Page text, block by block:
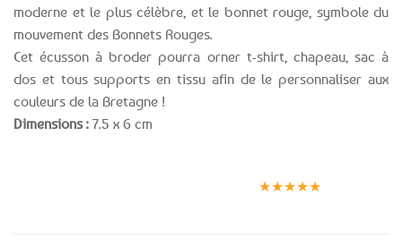
moderne et le plus célèbre, et le bonnet rouge, symbole du
mouvement des Bonnets Rouges.
Cet écusson à broder pourra orner t-shirt, chapeau, sac à
dos et tous supports en tissu afin de le personnaliser aux
couleurs de la Bretagne !
Dimensions : 7.5 x 6 cm
★★★★★